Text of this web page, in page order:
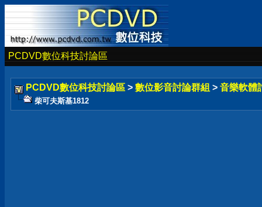
PCDVD數位科技討論區
PCDVD數位科技討論區 > 數位影音討論群組 > 音樂軟體
柴可夫斯基1812